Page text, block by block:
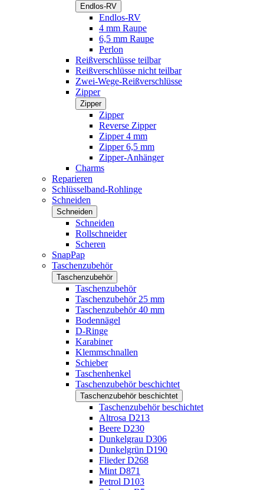
Endlos-RV
Endlos-RV
4 mm Raupe
6,5 mm Raupe
Perlon
Reißverschlüsse teilbar
Reißverschlüsse nicht teilbar
Zwei-Wege-Reißverschlüsse
Zipper
Zipper
Zipper
Reverse Zipper
Zipper 4 mm
Zipper 6,5 mm
Zipper-Anhänger
Charms
Reparieren
Schlüsselband-Rohlinge
Schneiden
Schneiden
Schneiden
Rollschneider
Scheren
SnapPap
Taschenzubehör
Taschenzubehör
Taschenzubehör
Taschenzubehör 25 mm
Taschenzubehör 40 mm
Bodennägel
D-Ringe
Karabiner
Klemmschnallen
Schieber
Taschenhenkel
Taschenzubehör beschichtet
Taschenzubehör beschichtet
Taschenzubehör beschichtet
Altrosa D213
Beere D230
Dunkelgrau D306
Dunkelgrün D190
Flieder D268
Mint D871
Petrol D103